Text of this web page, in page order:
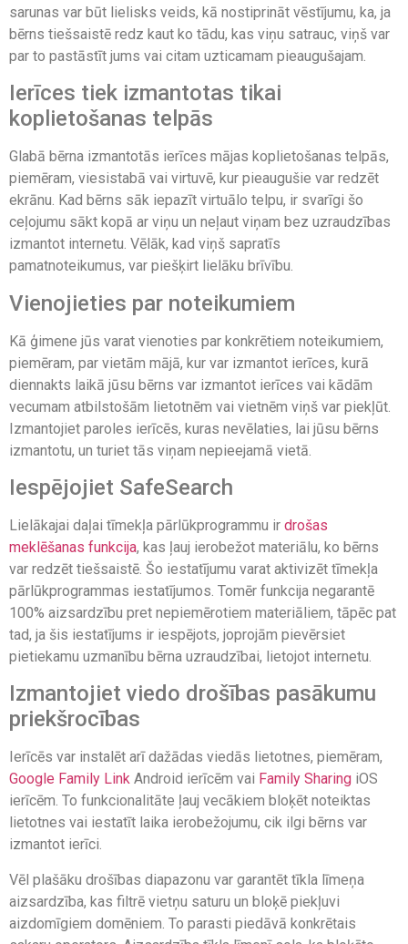
sarunas var būt lielisks veids, kā nostiprināt vēstījumu, ka, ja
bērns tiešsaistē redz kaut ko tādu, kas viņu satrauc, viņš var
par to pastāstīt jums vai citam uzticamam pieaugušajam.
Ierīces tiek izmantotas tikai
koplietošanas telpās
Glabā bērna izmantotās ierīces mājas koplietošanas telpās,
piemēram, viesistabā vai virtuvē, kur pieaugušie var redzēt
ekrānu. Kad bērns sāk iepazīt virtuālo telpu, ir svarīgi šo
ceļojumu sākt kopā ar viņu un neļaut viņam bez uzraudzības
izmantot internetu. Vēlāk, kad viņš sapratīs
pamatnoteikumus, var piešķirt lielāku brīvību.
Vienojieties par noteikumiem
Kā ģimene jūs varat vienoties par konkrētiem noteikumiem,
piemēram, par vietām mājā, kur var izmantot ierīces, kurā
diennakts laikā jūsu bērns var izmantot ierīces vai kādām
vecumam atbilstošām lietotnēm vai vietnēm viņš var piekļūt.
Izmantojiet paroles ierīcēs, kuras nevēlaties, lai jūsu bērns
izmantotu, un turiet tās viņam nepieejamā vietā.
Iespējojiet SafeSearch
Lielākajai daļai tīmekļa pārlūkprogrammu ir drošas
meklēšanas funkcija, kas ļauj ierobežot materiālu, ko bērns
var redzēt tiešsaistē. Šo iestatījumu varat aktivizēt tīmekļa
pārlūkprogrammas iestatījumos. Tomēr funkcija negarantē
100% aizsardzību pret nepiemērotiem materiāliem, tāpēc pat
tad, ja šis iestatījums ir iespējots, joprojām pievērsiet
pietiekamu uzmanību bērna uzraudzībai, lietojot internetu.
Izmantojiet viedo drošības pasākumu
priekšrocības
Ierīcēs var instalēt arī dažādas viedās lietotnes, piemēram,
Google Family Link Android ierīcēm vai Family Sharing iOS
ierīcēm. To funkcionalitāte ļauj vecākiem bloķēt noteiktas
lietotnes vai iestatīt laika ierobežojumu, cik ilgi bērns var
izmantot ierīci.
Vēl plašāku drošības diapazonu var garantēt tīkla līmeņa
aizsardzība, kas filtrē vietņu saturu un bloķē piekļuvi
aizdomīgiem domēniem. To parasti piedāvā konkrētais